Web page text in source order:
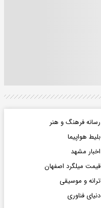
رسانه فرهنگ و هنر
بلیط هواپیما
اخبار مشهد
قیمت میلگرد اصفهان
ترانه و موسیقی
دنیای فناوری